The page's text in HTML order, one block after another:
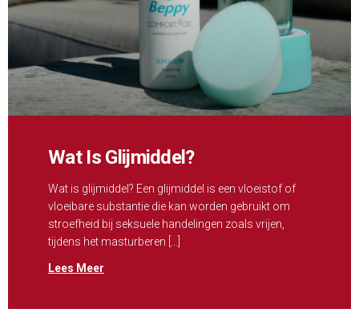
Wat Is Glijmiddel?
Wat is glijmiddel? Een glijmiddel is een vloeistof of
vloeibare substantie die kan worden gebruikt om
stroefheid bij seksuele handelingen zoals vrijen,
tijdens het masturberen […]
Lees Meer